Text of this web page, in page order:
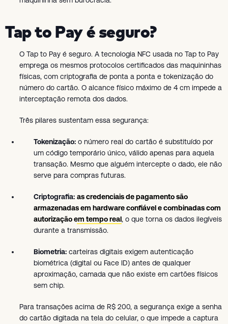
Tap to Pay é seguro?
O Tap to Pay é seguro. A tecnologia NFC usada no Tap to Pay
emprega os mesmos protocolos certificados das maquininhas
físicas, com criptografia de ponta a ponta e tokenização do
número do cartão. O alcance físico máximo de 4 cm impede a
interceptação remota dos dados.
Três pilares sustentam essa segurança:
Tokenização: o número real do cartão é substituído por
um código temporário único, válido apenas para aquela
transação. Mesmo que alguém intercepte o dado, ele não
serve para compras futuras.
Criptografia: as credenciais de pagamento são
armazenadas em hardware confiável e combinadas com
autorização em tempo real, o que torna os dados ilegíveis
durante a transmissão.
Biometria: carteiras digitais exigem autenticação
biométrica (digital ou Face ID) antes de qualquer
aproximação, camada que não existe em cartões físicos
sem chip.
Para transações acima de R$ 200, a segurança exige a senha
do cartão digitada na tela do celular, o que impede a captura